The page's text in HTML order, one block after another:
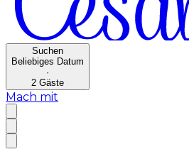
Suchen
Beliebiges Datum
·
2 Gäste
Mach mit